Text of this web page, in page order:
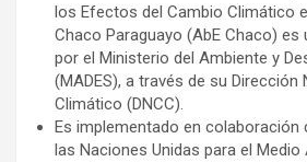
los Efectos del Cambio Climático
Chaco Paraguayo (AbE Chaco) es
por el Ministerio del Ambiente y
(MADES), a través de su Dirección
Climático (DNCC).
Es implementado en colaboración
las Naciones Unidas para el Medio